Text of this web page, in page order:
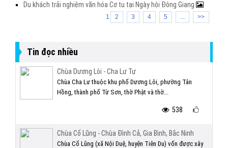
Du khách trải nghiệm văn hóa Cơ tu tại Ngày hội Đông Giang
1 2 3 4 5 ... >>
Tin đọc nhiều
Chùa Dương Lôi - Cha Lư Tự
Chùa Cha Lư thuộc khu phố Dương Lôi, phường Tân
Hồng, thành phố Từ Sơn, thờ Phật và thờ...
538
Chùa Cổ Lũng - Chùa Đình Cả, Gia Bình, Bắc Ninh
Chùa Cổ Lũng (xã Nội Duệ, huyện Tiên Du) vốn được xây